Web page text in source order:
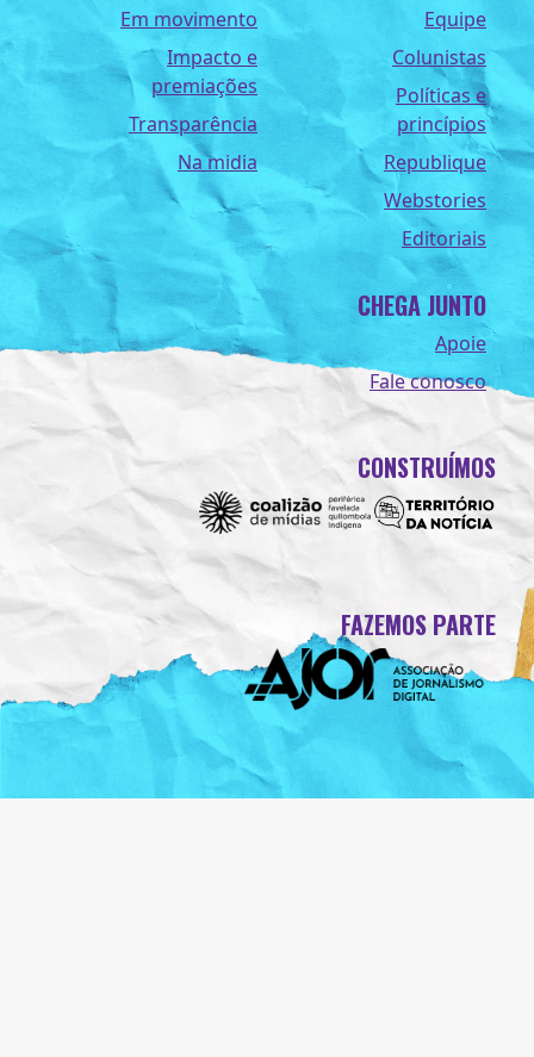
Em movimento
Impacto e
premiações
Transparência
Na midia
Equipe
Colunistas
Políticas e
princípios
Republique
Webstories
Editoriais
CHEGA JUNTO
Apoie
Fale conosco
CONSTRUÍMOS
FAZEMOS PARTE